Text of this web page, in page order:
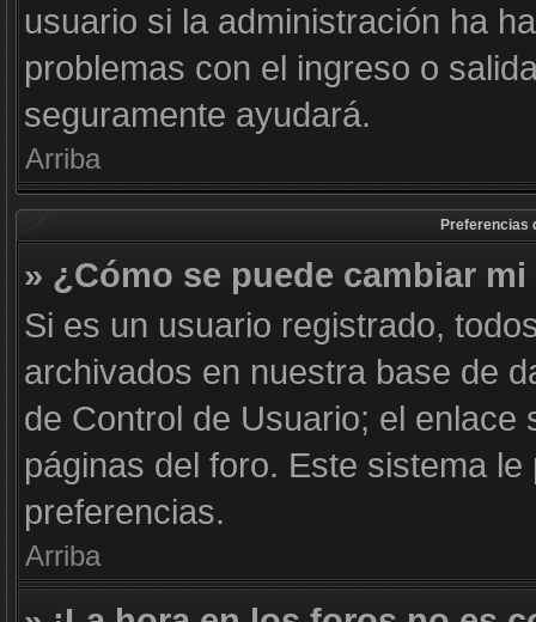
usuario si la administración ha
problemas con el ingreso o
seguramente ayudará.
Arriba
Preferencias
» ¿Cómo se puede cambiar
Si es un usuario registrado,
archivados en nuestra base de
de Control de Usuario; el
páginas del foro. Este sistema
preferencias.
Arriba